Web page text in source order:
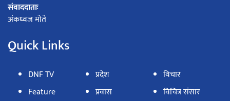
संवाददाताः
अंकध्वज मोते
Quick Links
DNF TV
Feature
प्रदेश
प्रवास
विचार
विचित्र संसार